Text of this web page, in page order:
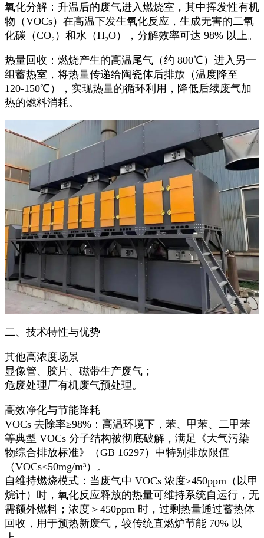
氧化分解：升温后的废气进入燃烧室，其中挥发性有机
物（VOCs）在高温下发生氧化反应，生成无害的二氧
化碳（CO₂）和水（H₂O），分解效率可达 98% 以上。​
热量回收：燃烧产生的高温尾气（约 800℃）进入另一
组蓄热室，将热量传递给陶瓷体后排放（温度降至
120-150℃），实现热量的循环利用，降低后续废气加
热的燃料消耗。​
二、技术特性与优势​
其他高浓度场景​
显像管、胶片、磁带生产废气；​
危废处理厂有机废气预处理。
高效净化与节能降耗​
VOCs 去除率≥98%：高温环境下，苯、甲苯、二甲苯
等典型 VOCs 分子结构被彻底破解，满足《大气污染
物综合排放标准》（GB 16297）中特别排放限值
（VOCs≤50mg/m³）。​
自维持燃烧模式：当废气中 VOCs 浓度≥450ppm（以甲
烷计）时，氧化反应释放的热量可维持系统自运行，无
需额外燃料；浓度＞450ppm 时，过剩热量通过蓄热体
回收，用于预热新废气，较传统直燃炉节能 70% 以